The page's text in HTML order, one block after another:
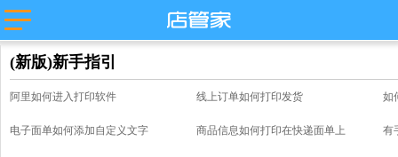
(新版)新手指引
阿里如何进入打印软件 线上订单如何打印发货 如
电子面单如何添加自定义文字 商品信息如何打印在快递面单上 有